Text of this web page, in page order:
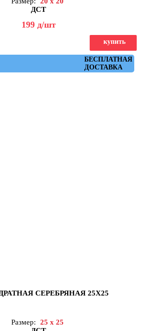
ДСТ
199 д/шт
БЕСПЛАТНАЯ
ДОСТАВКА
купить
СЕРЕБРЯНАЯ 25Х25
Размер:
25 x 25